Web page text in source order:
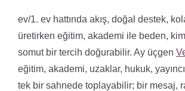
ev/1. ev hattında akış, doğal destek,
üretirken eğitim, akademi ile beden,
somut bir tercih doğurabilir. Ay üçgen
eğitim, akademi, uzaklar, hukuk,
tek bir sahnede toplayabilir; bir mesaj,